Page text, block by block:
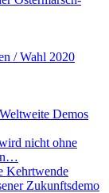
/ Wahl 2020
Demos
nicht ohne
Kehrtwende
Zukunftsdemo